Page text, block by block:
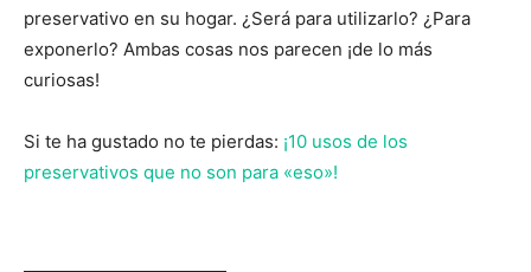
preservativo en su hogar. ¿Será para utilizarlo? ¿Para
exponerlo? Ambas cosas nos parecen ¡de lo más
curiosas!
Si te ha gustado no te pierdas: ¡10 usos de los
preservativos que no son para «eso»!